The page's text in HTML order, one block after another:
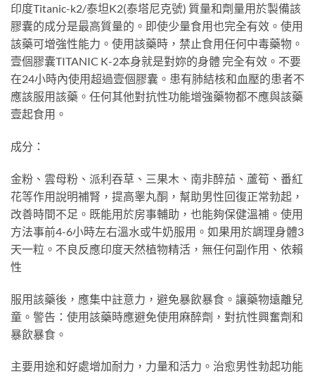
印度Titanic-k2/泰坦K2(泰塔尼克號) 質量和劑量用於製備該
膠囊的成分是最高質量的。即使少量食用也完全有效。使用
該藥可增強性能力。使用該藥時，禁止食用任何中毒藥物。
壹個膠囊TITANIC K-2本身就是對妳的身體 完全有效。不要
在24小時內使用超過壹個膠囊。患有肺結核和血壓的患者不
應該服用該藥。任何其他對抗性功能增強藥物都不應與該藥
壹起食用。
成分：
金粉、雲母粉、派利吞草、三果木、南非醉茄、蘆筍、番紅
花等作用說明補腎，提高睾丸酮，幫助男性回復正常勃起，
改善時間不足。既能用於房事輔助，也能夠保健溫補。使用
方法事前4-6小時左右溫水或牛奶服用。如果用於調理身體3
天一粒。不良反應印度天然植物精活，無任何副作用、依賴
性
服用該藥後，應集中註意力，避免暴飲暴食。讓藥物遠離兒
童。警告：使用該藥時應避免使用麻醉劑，對抗性興奮劑和
暴飲暴食。
主要用途和好處增加耐力，力量和活力。治愈男性勃起功能